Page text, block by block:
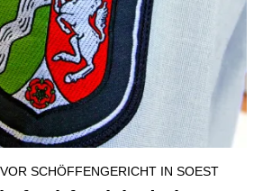
SCHÖFFENGERICHT IN SOEST